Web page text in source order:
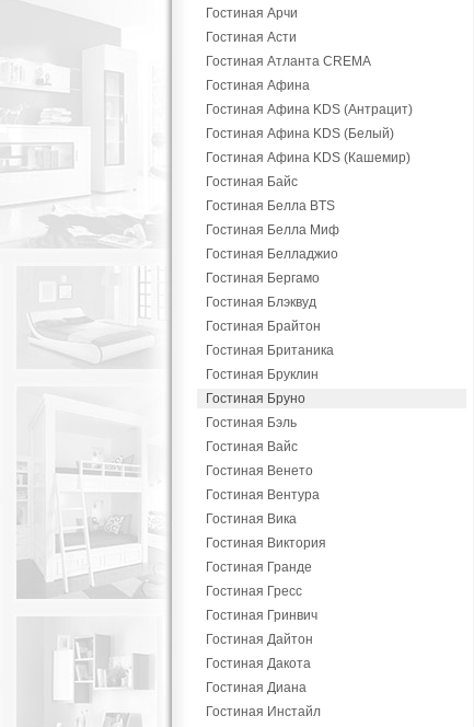
Гостиная Арчи
Гостиная Асти
Гостиная Атланта CREMA
Гостиная Афина
Гостиная Афина KDS (Антрацит)
Гостиная Афина KDS (Белый)
Гостиная Афина KDS (Кашемир)
Гостиная Байс
Гостиная Белла BTS
Гостиная Белла Миф
Гостиная Белладжио
Гостиная Бергамо
Гостиная Блэквуд
Гостиная Брайтон
Гостиная Британика
Гостиная Бруклин
Гостиная Бруно
Гостиная Бэль
Гостиная Вайс
Гостиная Венето
Гостиная Вентура
Гостиная Вика
Гостиная Виктория
Гостиная Гранде
Гостиная Гресс
Гостиная Гринвич
Гостиная Дайтон
Гостиная Дакота
Гостиная Диана
Гостиная Инстайл